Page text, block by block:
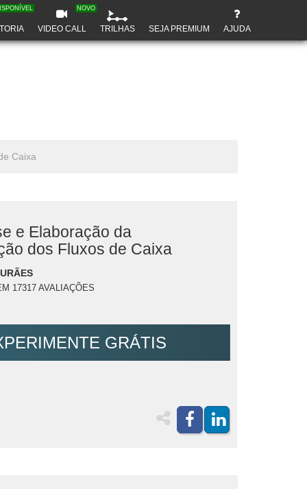
VIDEO CALL
NOVO
TRILHAS SEJA PREMIUM AJUDA
Caixa
e Elaboração da
dos Fluxos de Caixa
17317 AVALIAÇÕES
GRÁTIS